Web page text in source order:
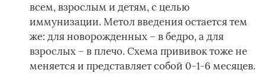
всем, взрослым и детям, с целью
иммунизации. Метол введения остается тем
же: для новорожденных – в бедро, а для
взрослых – в плечо. Схема прививок тоже не
меняется и представляет собой 0-1-6 месяцев.